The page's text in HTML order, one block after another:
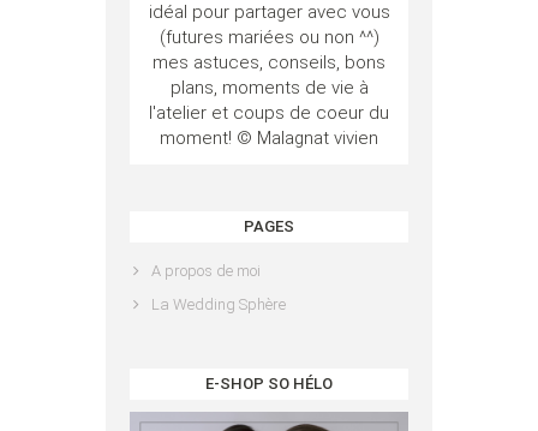
idéal pour partager avec vous
(futures mariées ou non ^^)
mes astuces, conseils, bons
plans, moments de vie à
l'atelier et coups de coeur du
moment! © Malagnat vivien
PAGES
A propos de moi
La Wedding Sphère
E-SHOP SO HÉLO